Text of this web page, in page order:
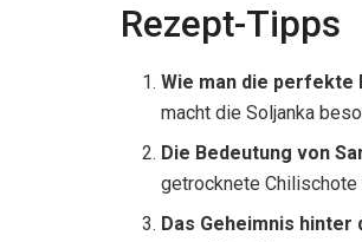
Rezept-Tipps
Wie man die perfekte
macht die Soljanka
Die Bedeutung von
getrocknete Chilischote
Das Geheimnis hinter